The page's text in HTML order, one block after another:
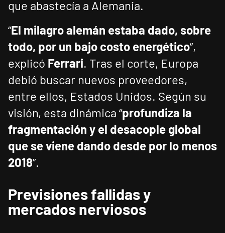
que abastecía a Alemania.
“El milagro alemán estaba dado, sobre
todo, por un bajo costo energético”,
explicó Ferrari. Tras el corte, Europa
debió buscar nuevos proveedores,
entre ellos, Estados Unidos. Según su
visión, esta dinámica “profundiza la
fragmentación y el desacople global
que se viene dando desde por lo menos
2018”.
Previsiones fallidas y
mercados nerviosos